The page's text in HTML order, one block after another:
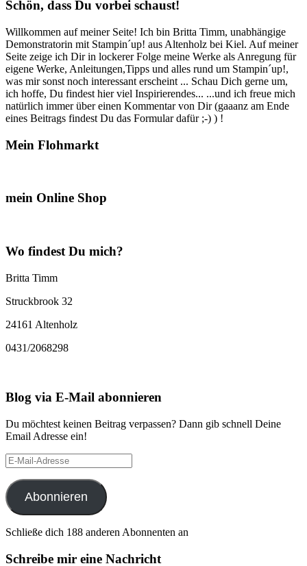
Schön, dass Du vorbei schaust!
Willkommen auf meiner Seite! Ich bin Britta Timm, unabhängige
Demonstratorin mit Stampin´up! aus Altenholz bei Kiel. Auf meiner
Seite zeige ich Dir in lockerer Folge meine Werke als Anregung für
eigene Werke, Anleitungen,Tipps und alles rund um Stampin´up!,
was mir sonst noch interessant erscheint ... Schau Dich gerne um,
ich hoffe, Du findest hier viel Inspirierendes... ...und ich freue mich
natürlich immer über einen Kommentar von Dir (gaaanz am Ende
eines Beitrags findest Du das Formular dafür ;-) ) !
Mein Flohmarkt
mein Online Shop
Wo findest Du mich?
Britta Timm
Struckbrook 32
24161 Altenholz
0431/2068298
Blog via E-Mail abonnieren
Du möchtest keinen Beitrag verpassen? Dann gib schnell Deine
Email Adresse ein!
E-
Mail-
Adresse
Abonnieren
Schließe dich 188 anderen Abonnenten an
Schreibe mir eine Nachricht